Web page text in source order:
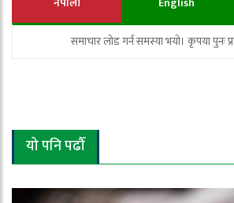
समाचार लोड गर्न समस्या भयो। कृपया पुनः
यो पनि पढौँ